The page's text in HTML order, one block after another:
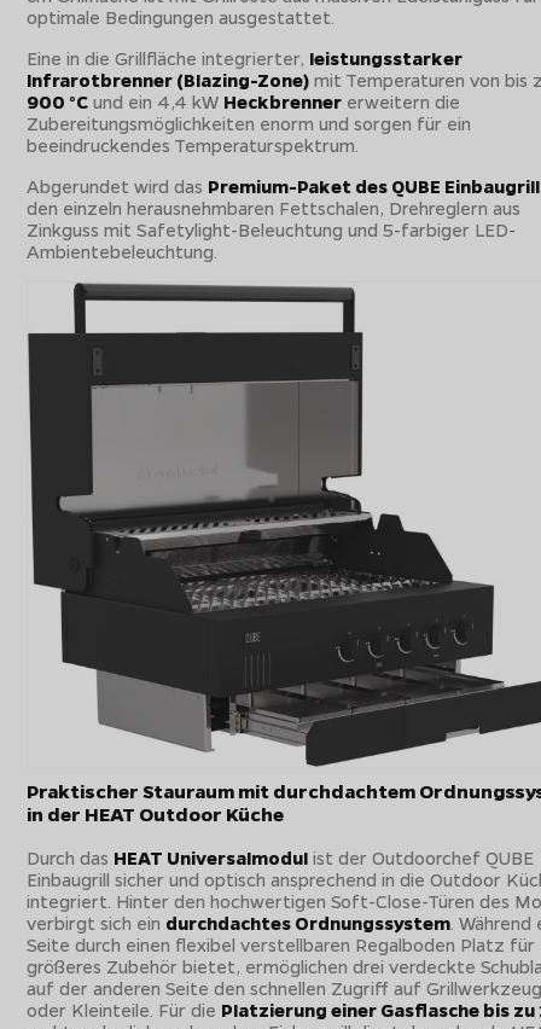
optimale Bedingungen ausgestattet.
Eine in die Grillfläche integrierter, leistungsstarker
Infrarotbrenner (Blazing-Zone) mit Temperaturen von bis
900 °C und ein 4,4 kW Heckbrenner erweitern die
Zubereitungsmöglichkeiten enorm und sorgen für ein
beeindruckendes Temperaturspektrum.
Abgerundet wird das Premium-Paket des QUBE
den einzeln herausnehmbaren Fettschalen, Drehreglern aus
Zinkguss mit Safetylight-Beleuchtung und 5-farbiger LED-
Ambientebeleuchtung.
Praktischer Stauraum mit durchdachtem
in der HEAT Outdoor Küche
Durch das HEAT Universalmodul ist der Outdoorchef QUBE
Einbaugrill sicher und optisch ansprechend in die Outdoor
integriert. Hinter den hochwertigen Soft-Close-Türen des
verbirgt sich ein durchdachtes Ordnungssystem. Während
Seite durch einen flexibel verstellbaren Regalboden Platz für
größeres Zubehör bietet, ermöglichen drei verdeckte
auf der anderen Seite den schnellen Zugriff auf
oder Kleinteile. Für die Platzierung einer Gasflasche bis zu